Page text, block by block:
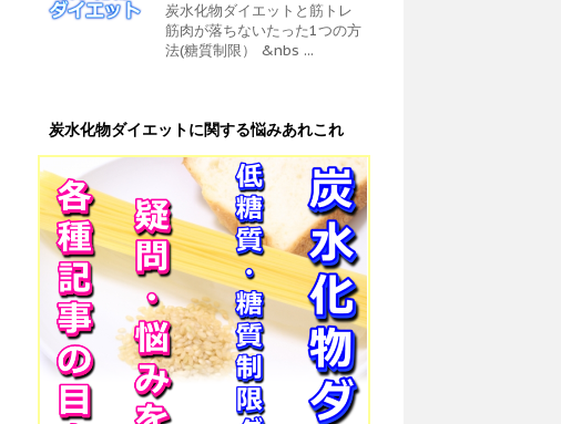
炭水化物ダイエットと筋トレ
筋肉が落ちないたった1つの方
法(糖質制限） &nbs ...
炭水化物ダイエットに関する悩みあれこれ